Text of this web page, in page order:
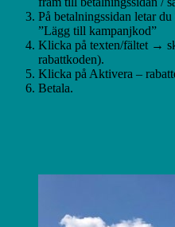
På betalningssidan letar
”Lägg till kampanjkod”
Klicka på texten/fältet →
rabattkoden).
Klicka på Aktivera –
Betala.